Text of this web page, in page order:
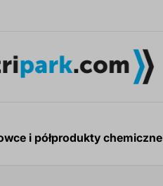
i półprodukty chemiczne